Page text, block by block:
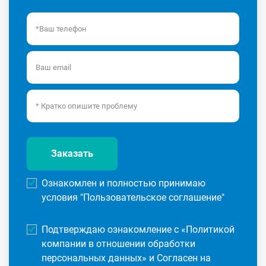
Заказать
Ознакомлен и полностью принимаю
условия "Пользовательское соглашение"
Подтверждаю ознакомление с «Политикой
компании в отношении обработки
персональных данных» и Согласен на